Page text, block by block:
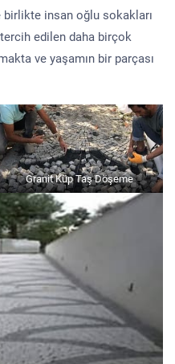
birlikte insan oğlu sokakları
edilen daha birçok
ve yaşamın bir parçası
Granit Küp Taş Döşeme